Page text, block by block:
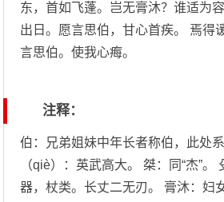
东，首如飞蓬。岂无膏沐？谁适为
出日。愿言思伯，甘心首疾。 焉得
言思伯。使我心痗。
注释：
伯：兄弟姐妹中年长者称伯，此处
（qiè）：英武高大。 桀：同“杰”。
器，杖类。长丈二无刃。 膏沐：妇